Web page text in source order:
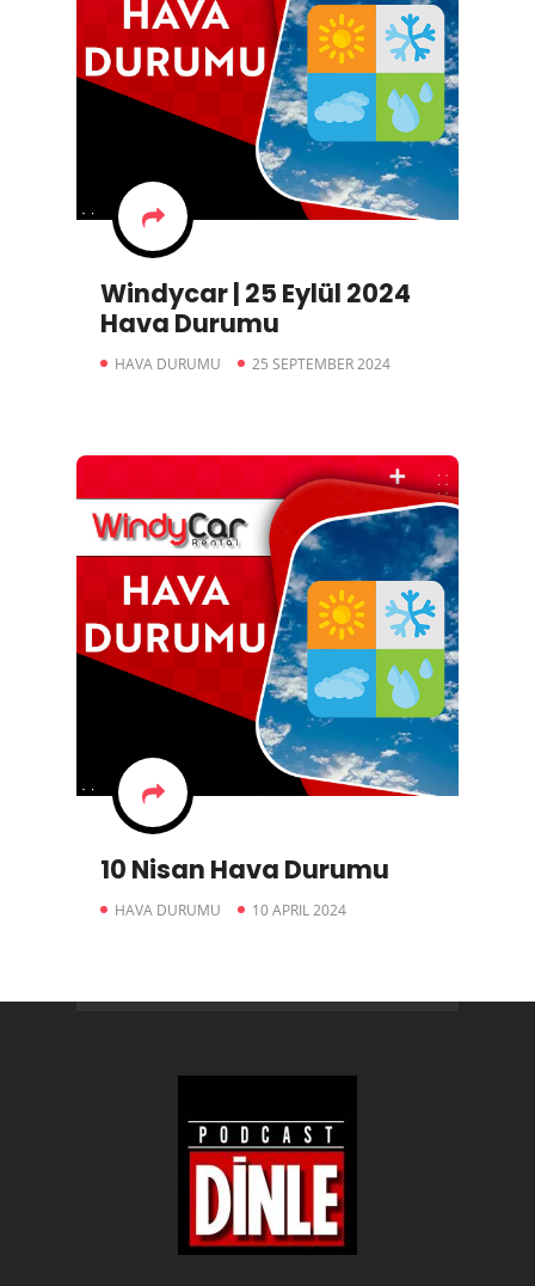
Windycar | 25 Eylül 2024
Hava Durumu
HAVA DURUMU 25 SEPTEMBER 2024
10 Nisan Hava Durumu
HAVA DURUMU 10 APRIL 2024